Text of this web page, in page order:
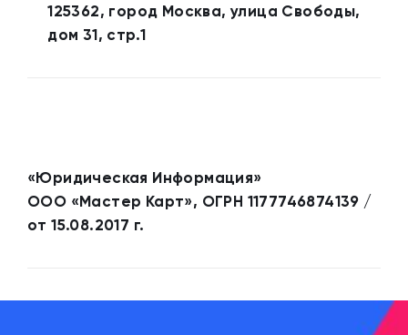
125362, город Москва, улица Свободы,
дом 31, стр.1
«Юридическая Информация»
ООО «Мастер Карт», ОГРН 1177746874139 /
от 15.08.2017 г.